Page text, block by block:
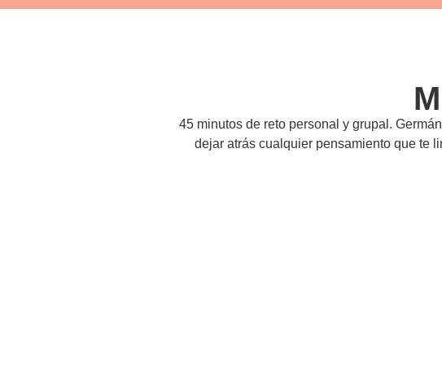
45 minutos de reto personal y grupal.
dejar atrás cualquier pensamiento que te